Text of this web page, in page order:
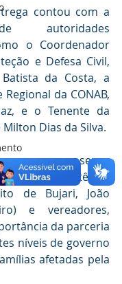
contou com a
autoridades
o Coordenador
e Defesa Civil,
da Costa, a
da CONAB,
e o Tenente da
Milton Dias da Silva.
presença
da Assistência
de Bujari, João
e vereadores,
da parceria
níveis de governo
afetadas pela